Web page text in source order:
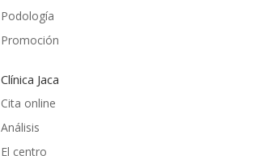
Podología
Promoción
Clínica Jaca
Cita online
Análisis
El centro